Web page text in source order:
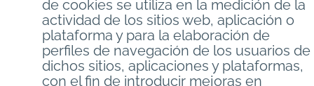
de cookies se utiliza en la medición de la
actividad de los sitios web, aplicación o
plataforma y para la elaboración de
perfiles de navegación de los usuarios de
dichos sitios, aplicaciones y plataformas,
con el fin de introducir mejoras en